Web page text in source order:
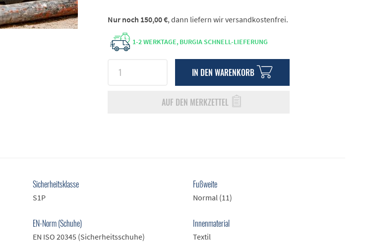
1-2 WERKTAGE,BURGIA SCHNELL-LIEFERUNG
IN DEN WARENKORB
AUF DEN MERKZETTEL
Nur noch 150,00 €, dann liefern wir versandkostenfrei.
Sicherheitsklasse
S1P
EN-Norm (Schuhe)
EN ISO 20345 (Sicherheitsschuhe)
Fußweite
Normal (11)
Innenmaterial
Textil